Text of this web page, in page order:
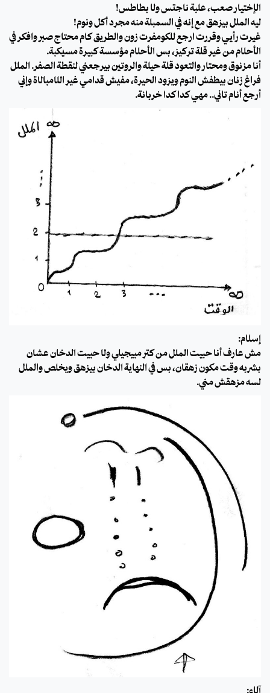
الإختيار صعب، علبة ناجتس ولا بطاطس!
ليه الملل بيزهق مع إنه في السمبلة منه مجرد أكل ونوم!
غيرت رأيي وقررت ارجع للكومفرت زون والطريق كام محتاج صبر وافكر في
الأحلام من غير قلة تركيز، بس الأحلام مؤسسة كبيرة مسيكبة.
أنا مزنوق ومحتار والتعود قلة حيلة والروتين بيرجعني لنقطة الصفر. الملل
فراغ زنان بيطفش النوم ويزود الحيرة، مفيش قدامي غير اللامبالاة وإني
أرجع أنام تاني.. مهي كدا كدا خربانة.
إسلام:
مش عارف أنا حبيت الملل من كتر مبيجيلي ولا حبيت الدخان عشان
بشربه وقت مكون زهقان، بس في النهاية الدخان بيزهق ويخلص والملل
لسه مزهقش مني.
آلاء: